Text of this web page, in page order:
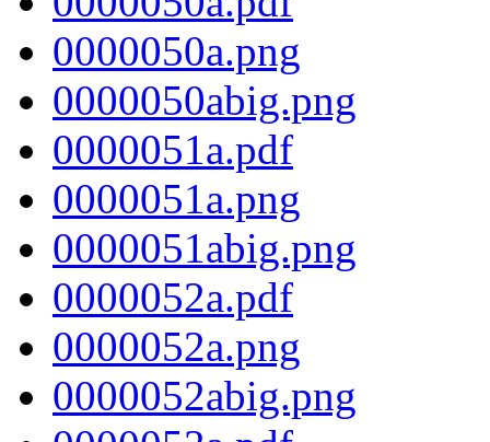
0000050a.png
0000050abig.png
0000051a.pdf
0000051a.png
0000051abig.png
0000052a.pdf
0000052a.png
0000052abig.png